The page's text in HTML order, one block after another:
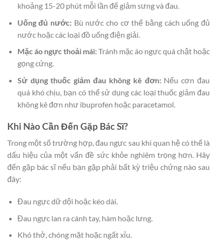
khoảng 15-20 phút mỗi lần để giảm sưng và đau.
Uống đủ nước: Bù nước cho cơ thể bằng cách uống đủ
nước hoặc các loại đồ uống điện giải.
Mặc áo ngực thoải mái:Tránh mặc áo ngực quá chật hoặc
gọng cứng.
Sử dụng thuốc giảm đau không kê đơn:Nếu cơn đau
quá khó chịu, bạn có thể sử dụng các loại thuốc giảm đau
không kê đơn như ibuprofen hoặc paracetamol.
Khi Nào Cần Đến Gặp Bác Sĩ?
Trong một số trường hợp, đau ngực sau khi quan hệ có thể là
dấu hiệu của một vấn đề sức khỏe nghiêm trọng hơn. Hãy
đến gặp bác sĩ nếu bạn gặp phải bất kỳ triệu chứng nào sau
đây:
Đau ngực dữ dội hoặc kéo dài.
Đau ngực lan ra cánh tay, hàm hoặc lưng.
Khó thở, chóng mặt hoặc ngất xỉu.